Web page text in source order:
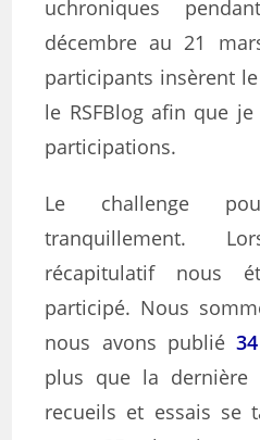
uchroniques
décembre au 21
participants insèrent
le RSFBlog afin que
participations.
Le challenge
tranquillement.
récapitulatif nous
participé. Nous
nous avons publié34
plus que la dernière
recueils et essais se